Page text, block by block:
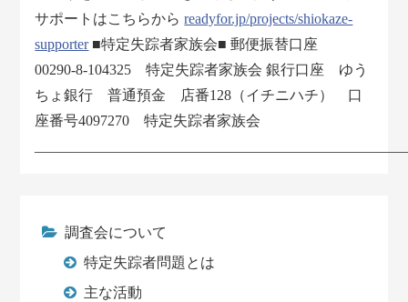
サポートはこちらからreadyfor.jp/projects/shiokaze-
supporter■特定失踪者家族会■ 郵便振替口座
00290-8-104325 特定失踪者家族会 銀行口座 ゆう
ちょ銀行 普通預金 店番128（イチニハチ） 口
座番号4097270 特定失踪者家族会
調査会について
特定失踪者問題とは
主な活動